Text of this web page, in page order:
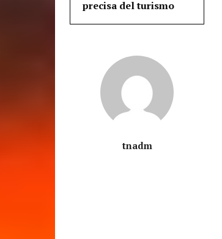
precisa del turismo
tnadm